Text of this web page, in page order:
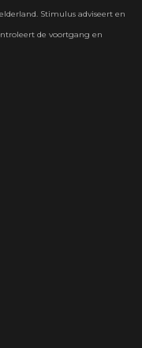
Stimulus adviseert en
de voortgang en